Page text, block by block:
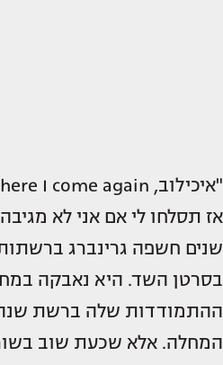
אז תסלחו לי אם אני לא
שנים חשפה גרינברג
בסרטן השד. היא נאבקה
ההתמודדות שלה ברשת
המחלה. אלא שכעת שוב